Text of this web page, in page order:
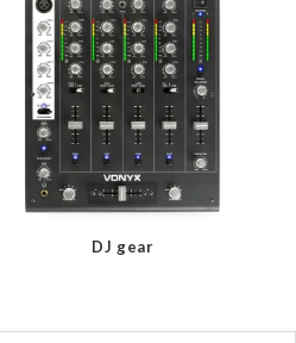
DJ gear